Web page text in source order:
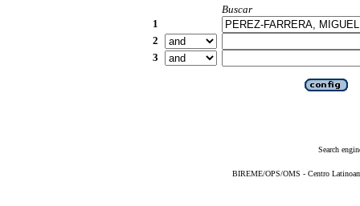
Buscar
1
2
3
Search
BIREME/OPS/OMS - Centro